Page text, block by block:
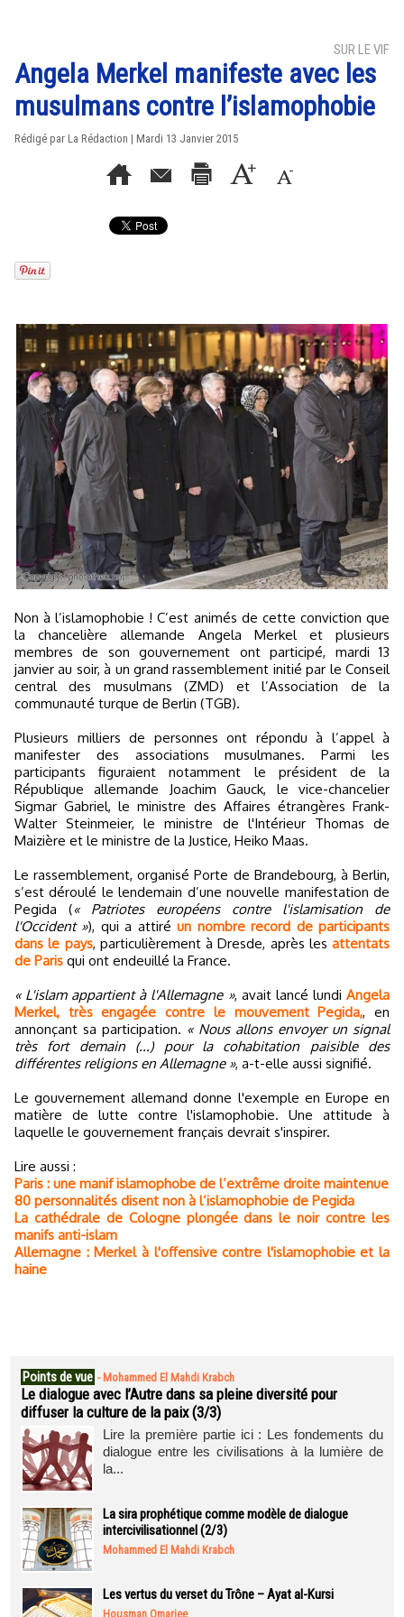
SUR LE VIF
Angela Merkel manifeste avec les
musulmans contre l’islamophobie
Rédigé par La Rédaction | Mardi 13 Janvier 2015
Non à l’islamophobie ! C’est animés de cette conviction que
la chancelière allemande Angela Merkel et plusieurs
membres de son gouvernement ont participé, mardi 13
janvier au soir, à un grand rassemblement initié par le Conseil
central des musulmans (ZMD) et l’Association de la
communauté turque de Berlin (TGB).
Plusieurs milliers de personnes ont répondu à l’appel à
manifester des associations musulmanes. Parmi les
participants figuraient notamment le président de la
République allemande Joachim Gauck, le vice-chancelier
Sigmar Gabriel, le ministre des Affaires étrangères Frank-
Walter Steinmeier, le ministre de l'Intérieur Thomas de
Maizière et le ministre de la Justice, Heiko Maas.
Le rassemblement, organisé Porte de Brandebourg, à Berlin,
s’est déroulé le lendemain d’une nouvelle manifestation de
Pegida (« Patriotes européens contre l'islamisation de
l'Occident »), qui a attiréun nombre record de participants
dans le pays, particulièrement à Dresde, après les attentats
de Paris qui ont endeuillé la France.
« L'islam appartient à l'Allemagne », avait lancé lundiAngela
Merkel, très engagée contre le mouvement Pegida,, en
annonçant sa participation. « Nous allons envoyer un signal
très fort demain (...) pour la cohabitation paisible des
différentes religions en Allemagne », a-t-elle aussi signifié.
Le gouvernement allemand donne l'exemple en Europe en
matière de lutte contre l'islamophobie. Une attitude à
laquelle le gouvernement français devrait s'inspirer.
Lire aussi :
Paris : une manif islamophobe de l’extrême droite maintenue
80 personnalités disent non à l’islamophobie de Pegida
La cathédrale de Cologne plongée dans le noir contre les
manifs anti-islam
Allemagne : Merkel à l'offensive contre l'islamophobie et la
haine
Points de vue - Mohammed El Mahdi Krabch
Le dialogue avec l’Autre dans sa pleine diversité pour
diffuser la culture de la paix (3/3)
Lire la première partie ici : Les fondements du
dialogue entre les civilisations à la lumière de
la...
La sira prophétique comme modèle de dialogue
intercivilisationnel (2/3)
Mohammed El Mahdi Krabch
Les vertus du verset du Trône – Ayat al-Kursi
Housman Omarjee